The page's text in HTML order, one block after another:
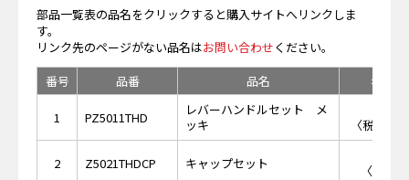
部品一覧表の品名をクリックすると購入サイトへリンクしま
す。
リンク先のページがない品名はお問い合わせください。
番号
品番 品名 希望
1 PZ5011THD
レバーハンドルセット メ
ッキ
〈税抜価
2 Z5021THDCP キャップセット
〈税抜